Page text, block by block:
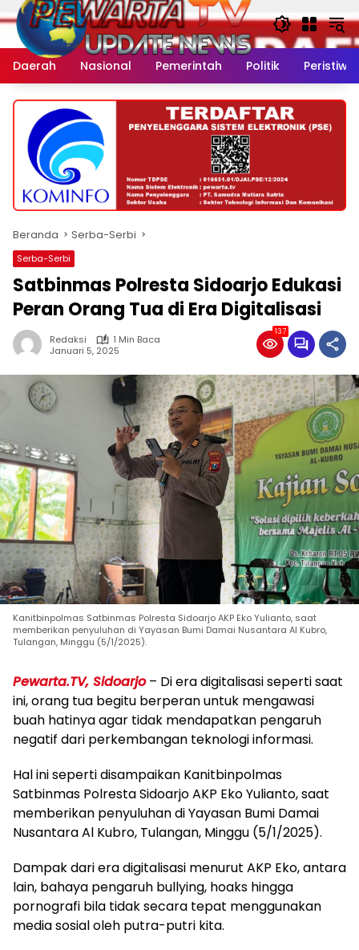
Langsung
ke
konten
Daerah
Nasional Pemerintah Politik Peristiwa
Beranda Serba-Serbi
Serba-Serbi
Satbinmas Polresta Sidoarjo Edukasi
Peran Orang Tua di Era Digitalisasi
Redaksi
1 Min Baca
Januari 5, 2025
137
Kanitbinpolmas Satbinmas Polresta Sidoarjo AKP Eko Yulianto, saat
memberikan penyuluhan di Yayasan Bumi Damai Nusantara Al Kubro,
Tulangan, Minggu (5/1/2025).
Pewarta.TV, Sidoarjo– Di era digitalisasi seperti saat
ini, orang tua begitu berperan untuk mengawasi
buah hatinya agar tidak mendapatkan pengaruh
negatif dari perkembangan teknologi informasi.
Hal ini seperti disampaikan Kanitbinpolmas
Satbinmas Polresta Sidoarjo AKP Eko Yulianto, saat
memberikan penyuluhan di Yayasan Bumi Damai
Nusantara Al Kubro, Tulangan, Minggu (5/1/2025).
Dampak dari era digitalisasi menurut AKP Eko, antara
lain, bahaya pengaruh bullying, hoaks hingga
pornografi bila tidak secara tepat menggunakan
media sosial oleh putra-putri kita.